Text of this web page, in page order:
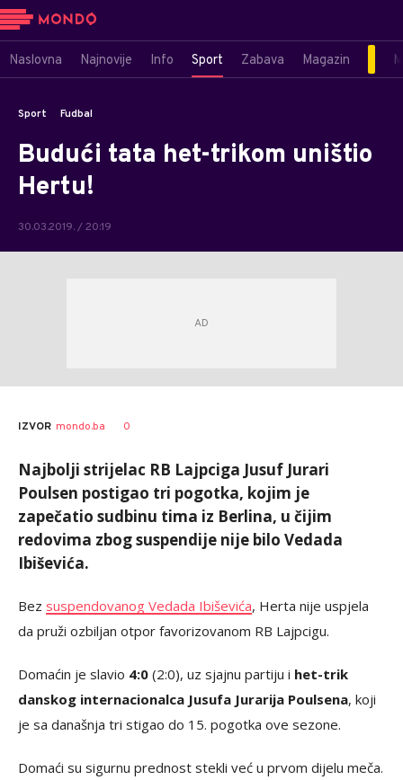
Naslovna Najnovije Info Sport Zabava Magazin
Sport Fudbal
Budući tata het-trikom uništio
Hertu!
30.03.2019. / 20:19
IZVOR mondo.ba 0
Najbolji strijelac RB Lajpciga Jusuf Jurari
Poulsen postigao tri pogotka, kojim je
zapečatio sudbinu tima iz Berlina, u čijim
redovima zbog suspendije nije bilo Vedada
Ibiševića.
Bez suspendovanog Vedada Ibiševića, Herta nije uspjela
da pruži ozbiljan otpor favorizovanom RB Lajpcigu.
Domaćin je slavio 4:0 (2:0), uz sjajnu partiju i het-trik
danskog internacionalca Jusufa Jurarija Poulsena, koji
je sa današnja tri stigao do 15. pogotka ove sezone.
Domaći su sigurnu prednost stekli već u prvom dijelu meča.